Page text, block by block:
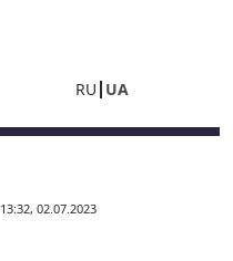
RU UA
13:32, 02.07.2023